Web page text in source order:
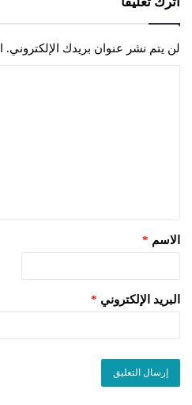
لن يتم نشر عنوان بريدك الإلكتروني.
الاسم *
البريد الإلكتروني *